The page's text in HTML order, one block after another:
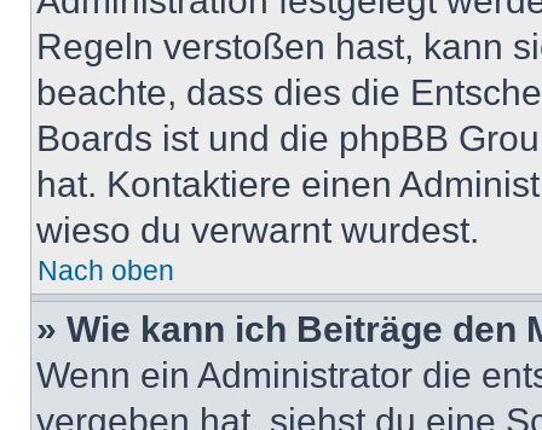
Regeln verstoßen hast, kann
beachte, dass dies die
Boards ist und die phpBB
hat. Kontaktiere einen
wieso du verwarnt wurdest.
Nach oben
» Wie kann ich Beiträge den
Wenn ein Administrator die
vergeben hat, siehst du eine